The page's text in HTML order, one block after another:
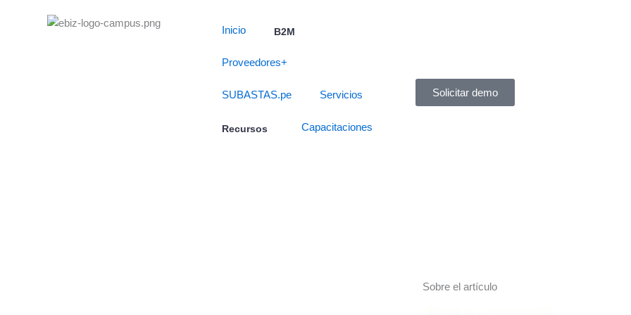
Inicio B2M
Proveedores+
SUBASTAS.pe Servicios
Recursos Capacitaciones
Solicitar demo
Sobre el artículo